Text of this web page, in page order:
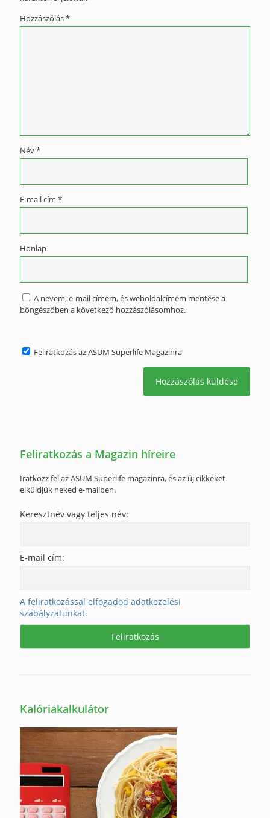
Hozzászólás*
Név*
E-mail cím *
Honlap
A nevem, e-mail címem, és weboldalcímem mentése a
böngészőben a következő hozzászólásomhoz.
Feliratkozás az ASUM Superlife Magazinra
Feliratkozás a Magazin híreire
Iratkozz fel az ASUM Superlife magazinra, és az új cikkeket
elküldjük neked e-mailben.
Keresztnév vagy teljes név:
E-mail cím:
A feliratkozással elfogadod adatkezelési
szabályzatunkat.
Kalóriakalkulátor